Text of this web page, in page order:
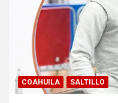
COAHUILA SALTILLO